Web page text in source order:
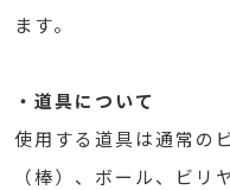
ます。
・道具について
使用する道具は通常の
（棒）、ボール、ビリ